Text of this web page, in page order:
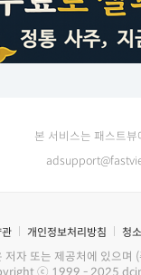
본 서비스는 패스트뷰
개인정보처리방침 청
저자 또는 제공처에 있으며